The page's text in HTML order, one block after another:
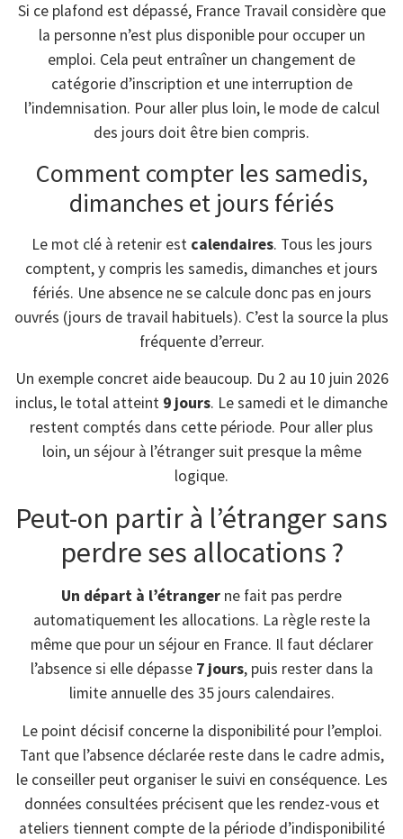
Si ce plafond est dépassé, France Travail considère que
la personne n’est plus disponible pour occuper un
emploi. Cela peut entraîner un changement de
catégorie d’inscription et une interruption de
l’indemnisation. Pour aller plus loin, le mode de calcul
des jours doit être bien compris.
Comment compter les samedis,
dimanches et jours fériés
Le mot clé à retenir est calendaires. Tous les jours
comptent, y compris les samedis, dimanches et jours
fériés. Une absence ne se calcule donc pas en jours
ouvrés (jours de travail habituels). C’est la source la plus
fréquente d’erreur.
Un exemple concret aide beaucoup. Du 2 au 10 juin 2026
inclus, le total atteint 9 jours. Le samedi et le dimanche
restent comptés dans cette période. Pour aller plus
loin, un séjour à l’étranger suit presque la même
logique.
Peut-on partir à l’étranger sans
perdre ses allocations ?
Un départ à l’étranger ne fait pas perdre
automatiquement les allocations. La règle reste la
même que pour un séjour en France. Il faut déclarer
l’absence si elle dépasse 7 jours, puis rester dans la
limite annuelle des 35 jours calendaires.
Le point décisif concerne la disponibilité pour l’emploi.
Tant que l’absence déclarée reste dans le cadre admis,
le conseiller peut organiser le suivi en conséquence. Les
données consultées précisent que les rendez-vous et
ateliers tiennent compte de la période d’indisponibilité